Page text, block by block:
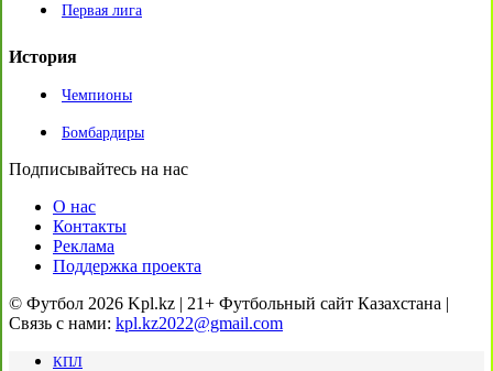
Первая лига
История
Чемпионы
Бомбардиры
Подписывайтесь на нас
О нас
Контакты
Реклама
Поддержка проекта
© Футбол 2026 Kpl.kz | 21+ Футбольный сайт Казахстана |
Связь с нами: kpl.kz2022@gmail.com
КПЛ